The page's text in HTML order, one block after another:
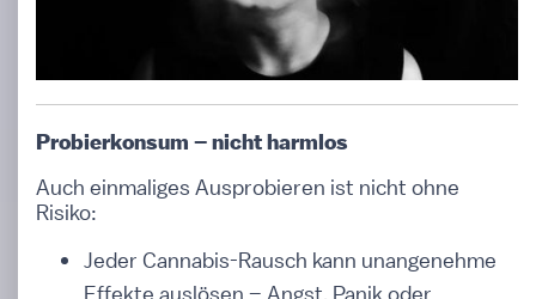
Probierkonsum – nicht harmlos
Auch einmaliges Ausprobieren ist nicht ohne
Risiko:
Jeder Cannabis-Rausch kann unangenehme